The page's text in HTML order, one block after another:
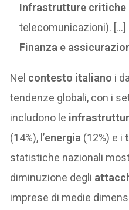
Infrastrutture critiche
telecomunicazioni). […]
Finanza e
Nel contesto italiano i
tendenze globali, con i
includono le
(14%), l’energia (12%) e i
statistiche nazionali
diminuzione degli
imprese di medie